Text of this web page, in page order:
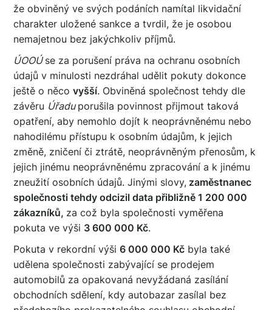
že obviněný ve svých podáních namítal likvidační
charakter uložené sankce a tvrdil, že je osobou
nemajetnou bez jakýchkoliv příjmů.
ÚOOÚse za porušení práva na ochranu osobních
údajů v minulosti nezdráhal udělit pokuty dokonce
ještě o něcovyšší. Obviněná společnost tehdy dle
závěru Úřaduporušila povinnost přijmout taková
opatření, aby nemohlo dojít k neoprávněnému nebo
nahodilému přístupu k osobním údajům, k jejich
změně, zničení či ztrátě, neoprávněným přenosům, k
jejich jinému neoprávněnému zpracování a k jinému
zneužití osobních údajů. Jinými slovy, zaměstnanec
společnosti tehdy odcizil data přibližně 1 200 000
zákazníků, za což byla společnosti vyměřena
pokuta ve výši 3 600 000 Kč.
Pokuta v rekordní výši6 000 000 Kč byla také
udělena společnosti zabývající se prodejem
automobilů za opakovaná nevyžádaná zasílání
obchodních sdělení, kdy autobazar zasílal bez